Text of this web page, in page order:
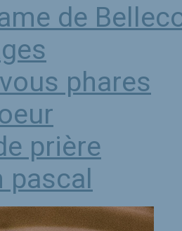
de
phares
prière
pascal